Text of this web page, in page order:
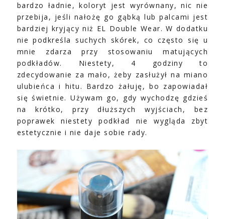
bardzo ładnie, koloryt jest wyrównany, nic nie
przebija, jeśli nałożę go gąbką lub palcami jest
bardziej kryjący niż EL Double Wear. W dodatku
nie podkreśla suchych skórek, co często się u
mnie zdarza przy stosowaniu matujących
podkładów. Niestety, 4 godziny to
zdecydowanie za mało, żeby zasłużył na miano
ulubieńca i hitu. Bardzo żałuję, bo zapowiadał
się świetnie. Używam go, gdy wychodzę gdzieś
na krótko, przy dłuższych wyjściach, bez
poprawek niestety podkład nie wygląda zbyt
estetycznie i nie daje sobie rady.